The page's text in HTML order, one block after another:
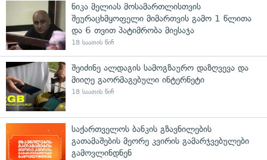
ნიკა მელიას მოსამართლისთვის
შეურაცხმყოფელი მიმართვის გამო 1 წლითა
და 6 თვით პატიმრობა მიესაჯა
18 საათის წინ
შეიძინე ალდაგის სამოგზაურო დაზღვევა და
მიიღე გაორმაგებული ინტერნეტი
18 საათის წინ
საქართველოს ბანკის გზავნილების
გათამაშების მეორე კვირის გამარჯვებულები
გამოვლინდნენ